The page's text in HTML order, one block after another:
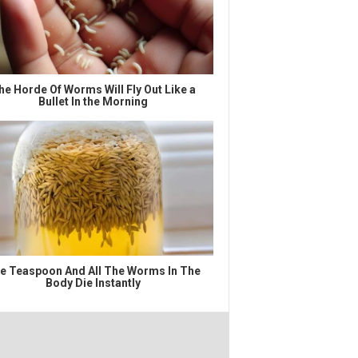
Horde Of Worms Will Fly Out Like a
Bullet In the Morning
Teaspoon And All The Worms In The
Body Die Instantly